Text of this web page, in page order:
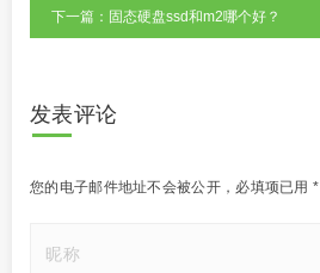
下一篇：固态硬盘ssd和m2哪个好？
发表评论
您的电子邮件地址不会被公开， 必填项已用*